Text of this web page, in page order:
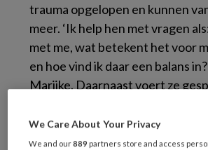
trauma opgelopen en kunnen
meer. ‘Ik help hen met vragen
met me, wat betekent het voor
en hoe vind ik daar een balans
Marijke. Daarnaast voert ze
aanpassingen, verhuizingen,
financieel beheer. Ook
We Care About Your Privacy
We and our889 partners store and access